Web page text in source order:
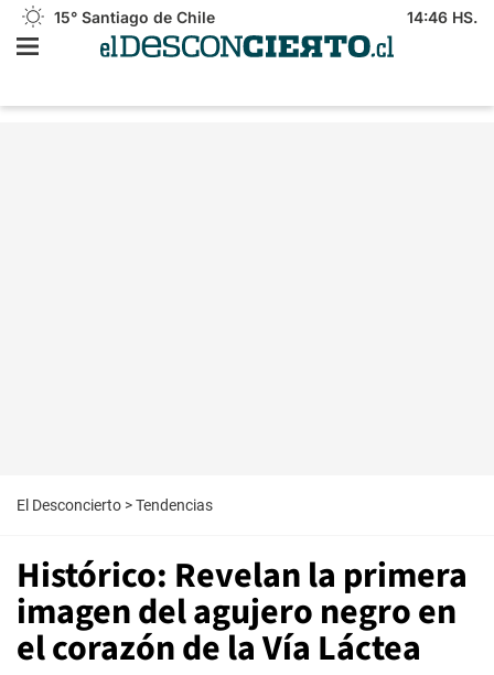
15° Santiago de Chile 14:46 HS.
El Desconcierto >Tendencias
Histórico: Revelan la primera
imagen del agujero negro en
el corazón de la Vía Láctea